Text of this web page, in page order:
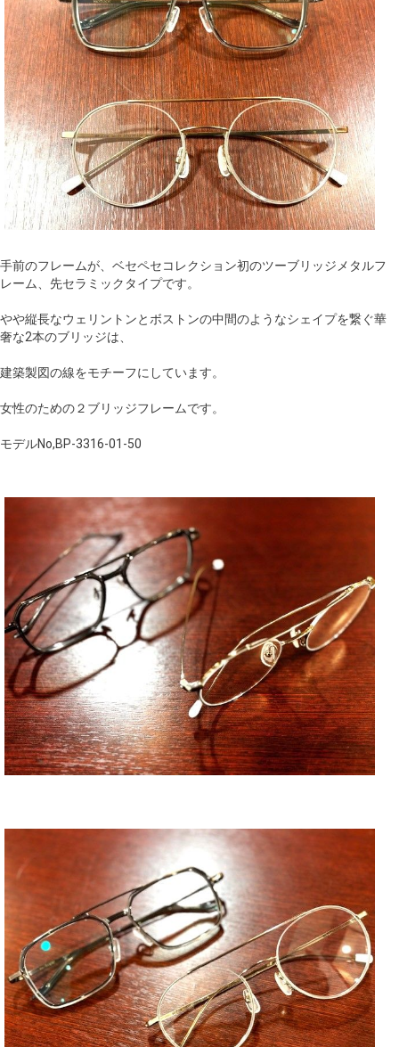
手前のフレームが、ベセペセコレクション初のツーブリッジメタルフ
レーム、先セラミックタイプです。
やや縦長なウェリントンとボストンの中間のようなシェイプを繋ぐ華
奢な2本のブリッジは、
建築製図の線をモチーフにしています。
女性のための２ブリッジフレームです。
モデルNo,BP-3316-01-50